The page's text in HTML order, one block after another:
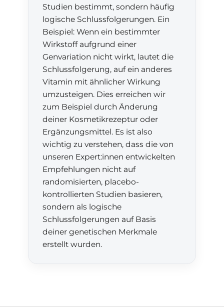
Studien bestimmt, sondern häufig
logische Schlussfolgerungen. Ein
Beispiel: Wenn ein bestimmter
Wirkstoff aufgrund einer
Genvariation nicht wirkt, lautet die
Schlussfolgerung, auf ein anderes
Vitamin mit ähnlicher Wirkung
umzusteigen. Dies erreichen wir
zum Beispiel durch Änderung
deiner Kosmetikrezeptur oder
Ergänzungsmittel. Es ist also
wichtig zu verstehen, dass die von
unseren Expert:innen entwickelten
Empfehlungen nicht auf
randomisierten, placebo-
kontrollierten Studien basieren,
sondern als logische
Schlussfolgerungen auf Basis
deiner genetischen Merkmale
erstellt wurden.